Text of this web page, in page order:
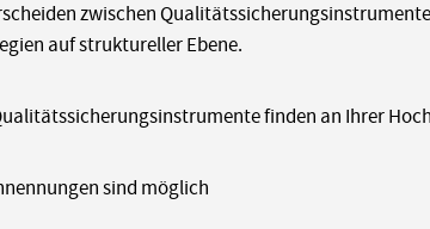
zwischen
auf struktureller Ebene.
finden an Ihrer
sind möglich